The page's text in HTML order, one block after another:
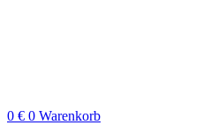
0 € 0 Warenkorb